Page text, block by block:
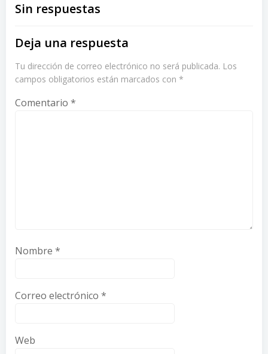
Sin respuestas
Deja una respuesta
Tu dirección de correo electrónico no será publicada. Los
campos obligatorios están marcados con *
Comentario *
Nombre *
Correo electrónico *
Web